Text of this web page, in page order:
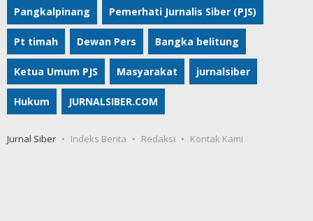
Pangkalpinang Pemerhati Jurnalis Siber (PJS)
Pt timah Dewan Pers Bangka belitung
Ketua Umum PJS Masyarakat jurnalsiber
Hukum JURNALSIBER.COM
Jurnal Siber Indeks Berita Redaksi Kontak Kami